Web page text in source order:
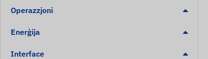
Operazzjoni
Enerġija
Interface